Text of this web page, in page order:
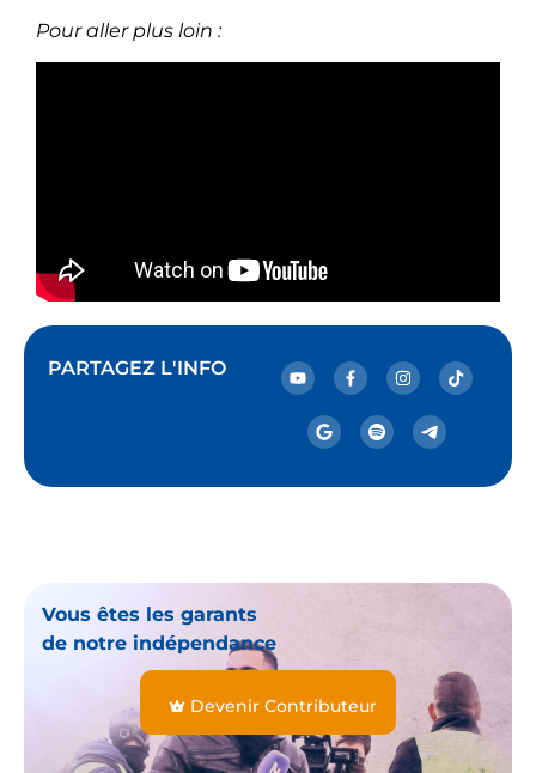
Pour aller plus loin :
PARTAGEZ L'INFO
Vous êtes les garants
de notre indépendance
Devenir Contributeur